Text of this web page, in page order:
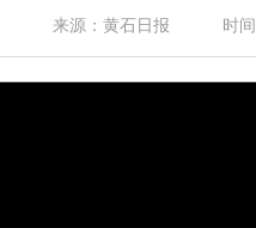
来源：黄石日报 时间：